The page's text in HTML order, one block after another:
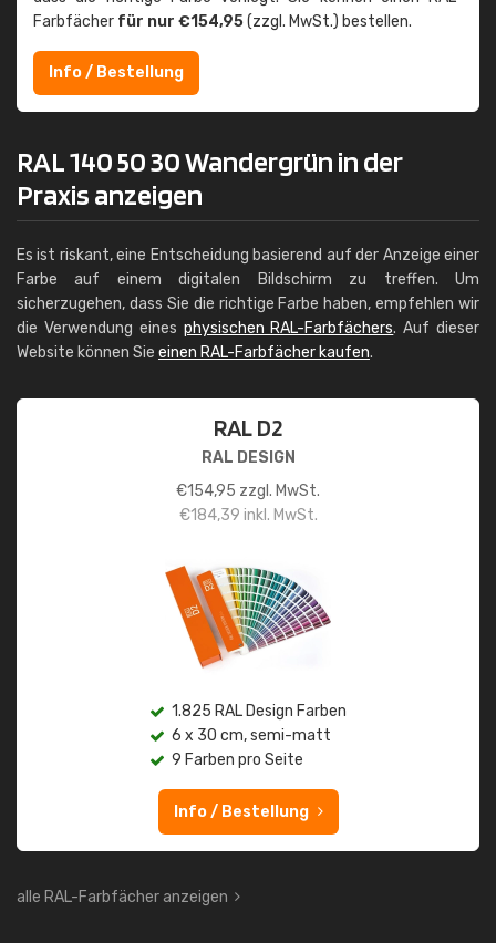
Farbfächer für nur €154,95(zzgl. MwSt.) bestellen.
Info / Bestellung
RAL 140 50 30 Wandergrün in der
Praxis anzeigen
Es ist riskant, eine Entscheidung basierend auf der Anzeige einer
Farbe auf einem digitalen Bildschirm zu treffen. Um
sicherzugehen, dass Sie die richtige Farbe haben, empfehlen wir
die Verwendung eines physischen RAL-Farbfächers. Auf dieser
Website können Sie einen RAL-Farbfächer kaufen.
RAL D2
RAL DESIGN
€154,95 zzgl. MwSt.
€184,39 inkl. MwSt.
1.825 RAL Design Farben
6 x 30 cm, semi-matt
9 Farben pro Seite
Info / Bestellung
alle RAL-Farbfächer anzeigen